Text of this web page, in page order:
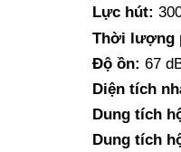
Lực hút:
Thời lượng
Độ ồn: 67
Diện tích
Dung tích
Dung tích